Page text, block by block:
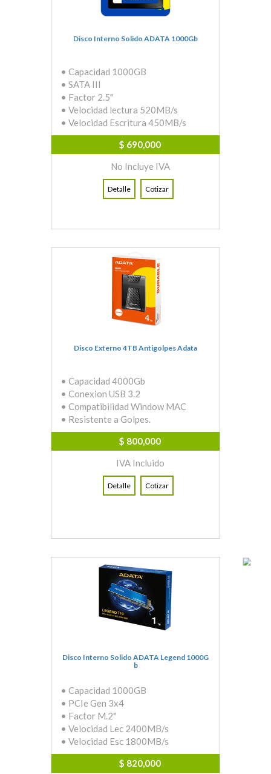
Disco Interno Solido ADATA 1000Gb
• Capacidad 1000GB
• SATA III
• Factor 2.5"
• Velocidad lectura 520MB/s
• Velocidad Escritura 450MB/s
$ 690,000
No Incluye IVA
Detalle Cotizar
Disco Externo 4TB Antigolpes Adata
• Capacidad 4000Gb
• Conexion USB 3.2
• Compatibilidad Window MAC
• Resistente a Golpes.
$ 800,000
IVA Incluido
Detalle Cotizar
Disco Interno Solido ADATA Legend 1000G
b
• Capacidad 1000GB
• PCIe Gen 3x4
• Factor M.2"
• Velocidad Lec 2400MB/s
• Velocidad Esc 1800MB/s
$ 820,000